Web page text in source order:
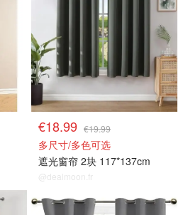
€18.99 €19.99
多尺寸/多色可选
遮光窗帘 2块 117*137cm
@dealmoon.fr
遮光窗帘